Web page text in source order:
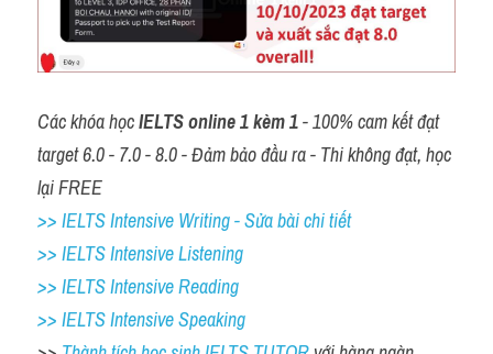
Các khóa học IELTS online 1 kèm 1 - 100% cam kết đạt
target 6.0 - 7.0 - 8.0 - Đảm bảo đầu ra - Thi không đạt, học
lại FREE
>> IELTS Intensive Writing - Sửa bài chi tiết
>> IELTS Intensive Listening
>> IELTS Intensive Reading
>> IELTS Intensive Speaking